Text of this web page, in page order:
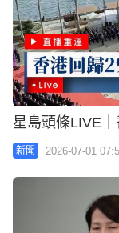
星島頭條LIVE
新聞 2026-07-01